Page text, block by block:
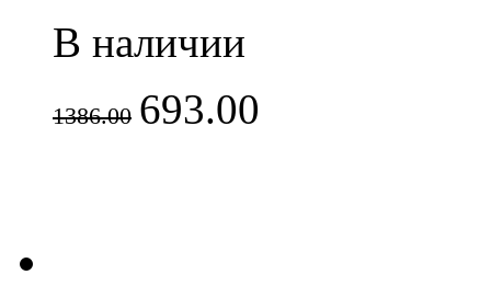
В наличии
1386.00 693.00